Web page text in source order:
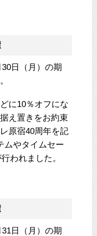
日（月）の期
に10％オフにな
え置きをお約束
原宿40周年を記
ムやタイムセー
われました。
日（月）の期